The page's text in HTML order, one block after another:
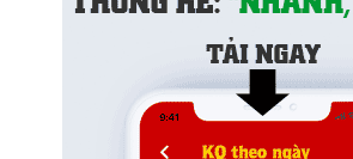
Ferdinand Magellan đặt chân đến
Ngày 16-3 năm 1850:Cuốn tiểu thuyết
Nathaniel Hawthorne đã được xuất bản.
Ngày 16-3 năm 1926:
Tên lửa nhiên
phóng thành công bởi Giáo sư Robert